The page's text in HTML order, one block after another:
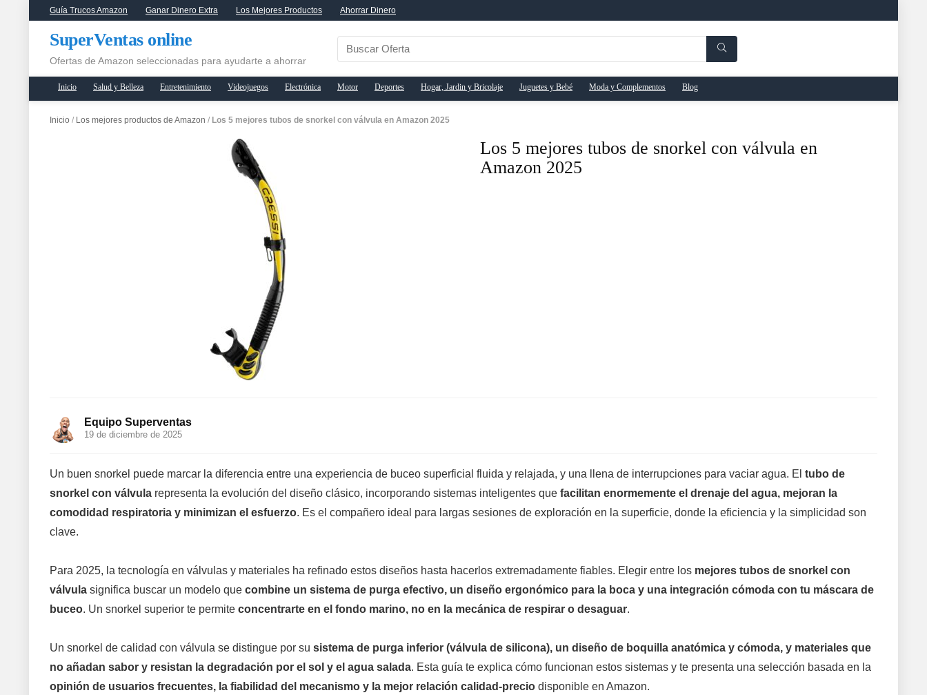
Guía Trucos Amazon Ganar Dinero Extra Los Mejores Productos Ahorrar Dinero
SuperVentas online
Ofertas de Amazon seleccionadas para ayudarte a ahorrar
Inicio Salud y Belleza Entretenimiento Videojuegos Electrónica Motor Deportes Hogar, Jardin y Bricolaje Juguetes y Bebé Moda y Complementos Blog
Inicio / Los mejores productos de Amazon / Los 5 mejores tubos de snorkel con válvula en Amazon 2025
Los 5 mejores tubos de snorkel con válvula en
Amazon 2025
Equipo Superventas
19 de diciembre de 2025
Un buen snorkel puede marcar la diferencia entre una experiencia de buceo superficial fluida y relajada, y una llena de interrupciones para vaciar agua. El tubo de
snorkel con válvula representa la evolución del diseño clásico, incorporando sistemas inteligentes que facilitan enormemente el drenaje del agua, mejoran la
comodidad respiratoria y minimizan el esfuerzo. Es el compañero ideal para largas sesiones de exploración en la superficie, donde la eficiencia y la simplicidad son
clave.
Para 2025, la tecnología en válvulas y materiales ha refinado estos diseños hasta hacerlos extremadamente fiables. Elegir entre los mejores tubos de snorkel con
válvula significa buscar un modelo que combine un sistema de purga efectivo, un diseño ergonómico para la boca y una integración cómoda con tu máscara de
buceo. Un snorkel superior te permite concentrarte en el fondo marino, no en la mecánica de respirar o desaguar.
Un snorkel de calidad con válvula se distingue por su sistema de purga inferior (válvula de silicona), un diseño de boquilla anatómica y cómoda, y materiales que
no añadan sabor y resistan la degradación por el sol y el agua salada. Esta guía te explica cómo funcionan estos sistemas y te presenta una selección basada en la
opinión de usuarios frecuentes, la fiabilidad del mecanismo y la mejor relación calidad-precio disponible en Amazon.